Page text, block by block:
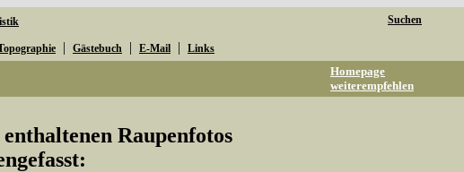
Suchen
| Gästebuch | E-Mail | Links
Homepage
weiterempfehlen
Raupenfotos